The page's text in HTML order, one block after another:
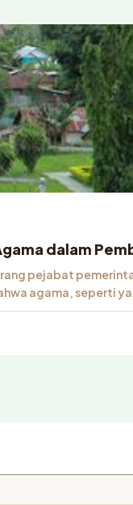
dalam
pejabat
agama, seperti